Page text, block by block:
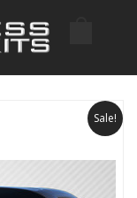
Sale!